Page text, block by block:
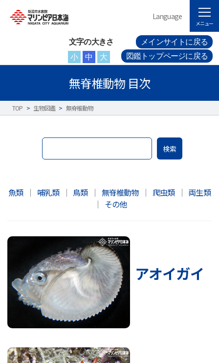
文字の大きさ
小
中 大
メインサイトに戻る
図鑑トップページに戻る
Language
メニュー
無脊椎動物 目次
TOP > 生物図鑑 > 無脊椎動物
検索
魚類 ｜ 哺乳類 ｜ 鳥類 ｜ 無脊椎動物 ｜ 爬虫類 ｜ 両生類
｜ その他
アオイガイ